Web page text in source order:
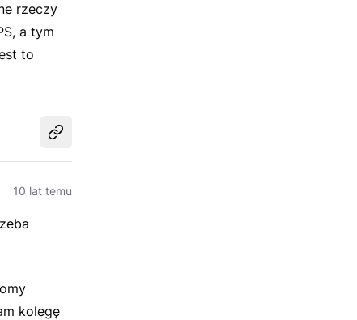
rzeczy
a tym
to
Udostępnij
10 lat temu
kolegę